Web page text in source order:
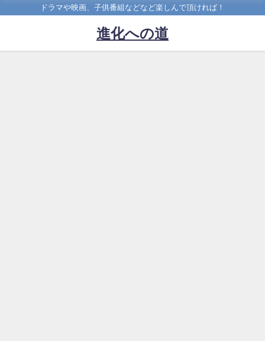
ドラマや映画、子供番組などなど楽しんで頂ければ！
進化への道